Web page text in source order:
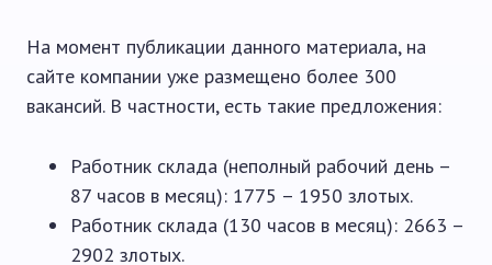
На момент публикации данного материала, на
сайте компании уже размещено более 300
вакансий. В частности, есть такие предложения:
Работник склада (неполный рабочий день –
87 часов в месяц): 1775 – 1950 злотых.
Работник склада (130 часов в месяц): 2663 –
2902 злотых.